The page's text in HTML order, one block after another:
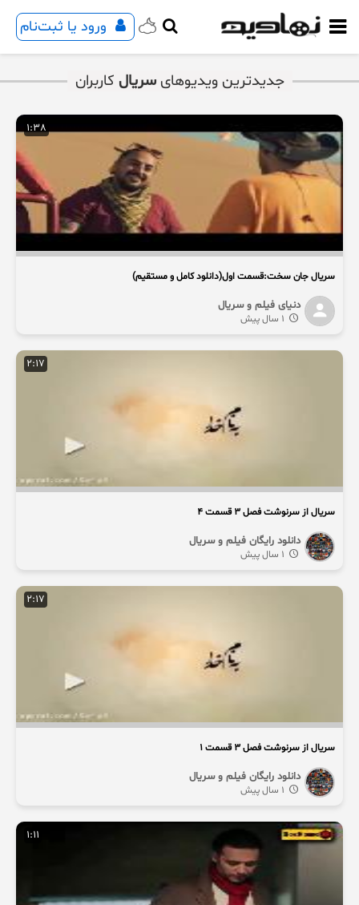
ورود یا ثبت‌نام
جدیدترین ویدیوهایسریال کاربران
1:38
سریال جان سخت:قسمت اول(دانلود کامل و مستقیم)
دنیای فیلم و سریال
2:17
سریال از سرنوشت فصل ۳ قسمت 4
دانلود رایگان فیلم و سریال
2:17
سریال از سرنوشت فصل ۳ قسمت ۱
دانلود رایگان فیلم و سریال
1:11